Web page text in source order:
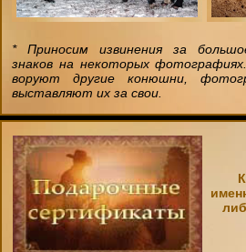
* Приносим извинения за
знаков на некоторых
воруют другие конюшни,
выставляют их за свои.